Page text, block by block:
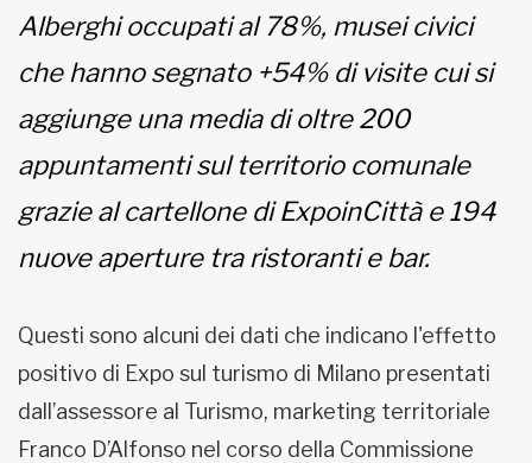
Imbonati, 89 20159 Milano (Italia)
Informativa sulla privacy
Alberghi occupati al 78%, musei civici
che hanno segnato +54% di visite cui si
aggiunge una media di oltre 200
appuntamenti sul territorio comunale
grazie al cartellone di ExpoinCittà e 194
nuove aperture tra ristoranti e bar.
Questi sono alcuni dei dati che indicano l'effetto
positivo di Expo sul turismo di Milano presentati
dall’assessore al Turismo, marketing territoriale
Franco D’Alfonso nel corso della Commissione